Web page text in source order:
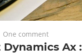
One comment
Ax :